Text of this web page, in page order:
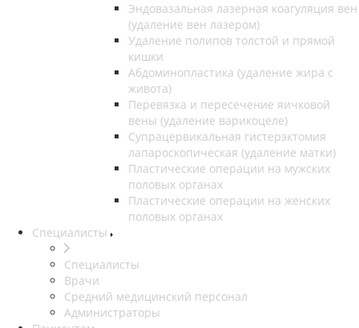
Эндовазальная лазерная коагуляция вен
(удаление вен лазером)
Удаление полипов толстой и прямой
кишки
Абдоминопластика (удаление жира с
живота)
Перевязка и пересечение яичковой
вены (удаление варикоцеле)
Супрацервикальная гистерэктомия
лапароскопическая (удаление матки)
Пластические операции на мужских
половых органах
Пластические операции на женских
половых органах
Специалисты
Специалисты
Врачи
Средний медицинский персонал
Администраторы